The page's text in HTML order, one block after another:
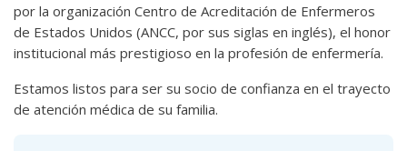
por la organización Centro de Acreditación de Enfermeros
de Estados Unidos (ANCC, por sus siglas en inglés), el honor
institucional más prestigioso en la profesión de enfermería.
Estamos listos para ser su socio de confianza en el trayecto
de atención médica de su familia.